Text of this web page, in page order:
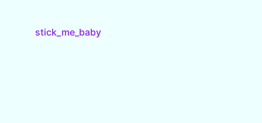
stick_me_baby